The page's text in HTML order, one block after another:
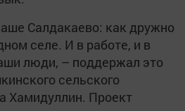
Салдакаево: как дружно
селе. И в работе, и в
люди, – поддержал это
сельского
Хамидуллин. Проект